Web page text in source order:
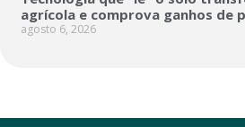
agrícola e comprova ganhos de
agosto 6, 2026